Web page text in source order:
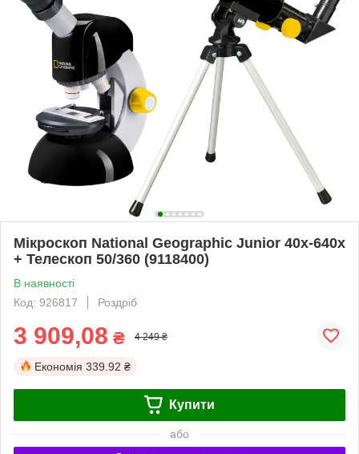
Мікроскоп National Geographic Junior 40x-640x
+ Телескоп 50/360 (9118400)
В наявності
Код: 926817
Роздріб
3 909,08 ₴ 4 249 ₴
Економія 339.92 ₴
Купити
або